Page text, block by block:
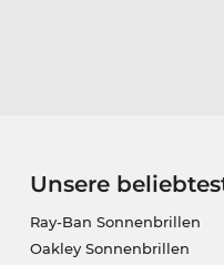
Unsere
Ray-Ban Sonnenbrillen
Oakley Sonnenbrillen